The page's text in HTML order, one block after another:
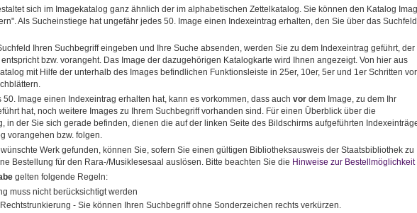
sich im Imagekatalog ganz ähnlich der im alphabetischen Zettelkatalog. Sie können den Katalog
Als Sucheinstiege hat ungefähr jedes 50. Image einen Indexeintrag erhalten, den Sie über das Suchfeld
Ihren Suchbegriff eingeben und Ihre Suche absenden, werden Sie zu dem Indexeintrag geführt, der
bzw. vorangeht. Das Image der dazugehörigen Katalogkarte wird Ihnen angezeigt. Von hier aus
mit Hilfe der unterhalb des Images befindlichen Funktionsleiste in 25er, 10er, 5er und 1er Schritten
50. Image einen Indexeintrag erhalten hat, kann es vorkommen, dass auch vordem Image, zu dem Ihr
hat, noch weitere Images zu Ihrem Suchbegriff vorhanden sind. Für einen Überblick über die
in der Sie sich gerade befinden, dienen die auf der linken Seite des Bildschirms aufgeführten
vorangehen bzw. folgen.
Werk gefunden, können Sie, sofern Sie einen gültigen Bibliotheksausweis der Staatsbibliothek zu
Bestellung für den Rara-/Musiklesesaal auslösen. Bitte beachten Sie die Hinweise zur Bestellmöglichkeit
gelten folgende Regeln:
muss nicht berücksichtigt werden
- Sie können Ihren Suchbegriff ohne Sonderzeichen rechts verkürzen.